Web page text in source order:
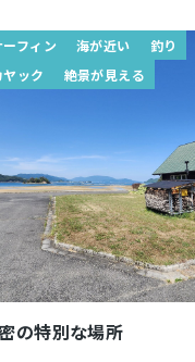
ーフィン 海が近い
釣り
ヤック
絶景が見える
の特別な場所